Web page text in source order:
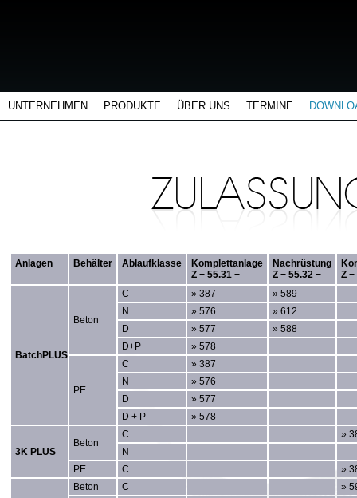
UNTERNEHMEN PRODUKTE ÜBER UNS TERMINE
Anlagen Behälter Ablaufklasse
Komplettanlage
Z − 55.31 −
Nachrüstung
Z − 55.32 −
Z −
BatchPLUS
Beton
C » 387
» 589
N
» 576
» 612
D
» 577
» 588
D+P
» 578
PE
C
» 387
N
» 576
D
» 577
D + P
» 578
3K PLUS
Beton
C
»
N
PE
C »
Beton C
»